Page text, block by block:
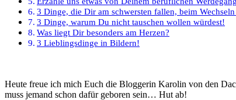
3 Dinge, die Dir am schwersten fallen, beim
3 Dinge, warum Du nicht tauschen wollen würdest!
Was liegt Dir besonders am Herzen?
3 Lieblingsdinge in Bildern!
Heute freue ich mich Euch die Bloggerin Karolin von den
muss jemand schon dafür geboren sein… Hut ab!